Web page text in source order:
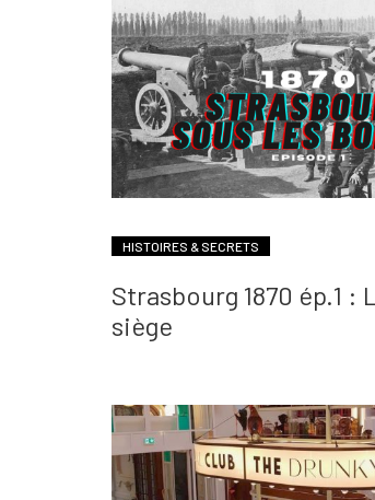
HISTOIRES & SECRETS
Strasbourg 1870 ép.1 :
siège